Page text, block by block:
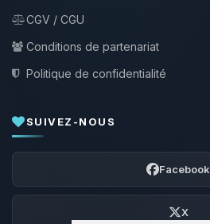
CGV / CGU
Conditions de partenariat
Politique de confidentialité
SUIVEZ-NOUS
Facebook
X